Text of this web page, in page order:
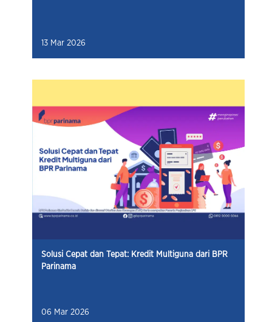
13 Mar 2026
Solusi Cepat dan Tepat: Kredit Multiguna dari BPR
Parinama
06 Mar 2026